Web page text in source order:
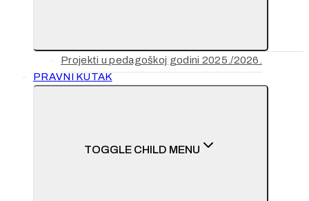
Projekti u pedagoškoj godini 2025./2026.
PRAVNI KUTAK
TOGGLE CHILD MENU